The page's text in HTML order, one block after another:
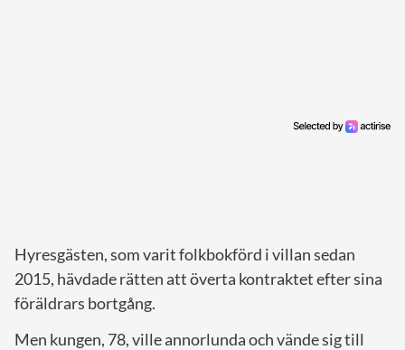
Hyresgästen, som varit folkbokförd i villan sedan
2015, hävdade rätten att överta kontraktet efter sina
föräldrars bortgång.
Men kungen, 78, ville annorlunda och vände sig till